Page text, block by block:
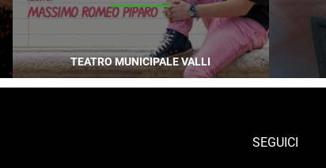
TEATRO MUNICIPALE VALLI
SEGUICI